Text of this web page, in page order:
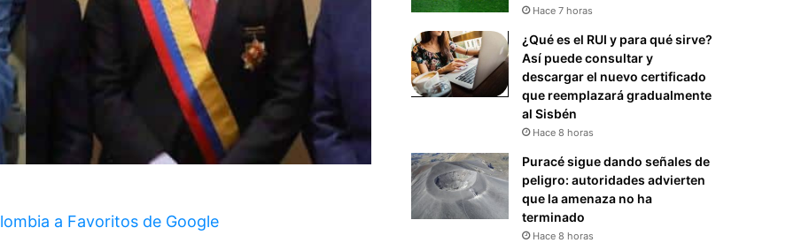
a Favoritos de Google
Hace 7 horas
¿Qué es el RUI y para qué sirve?
Así puede consultar y
descargar el nuevo certificado
que reemplazará gradualmente
al Sisbén
Hace 8 horas
Puracé sigue dando señales de
peligro: autoridades advierten
que la amenaza no ha
terminado
Hace 8 horas